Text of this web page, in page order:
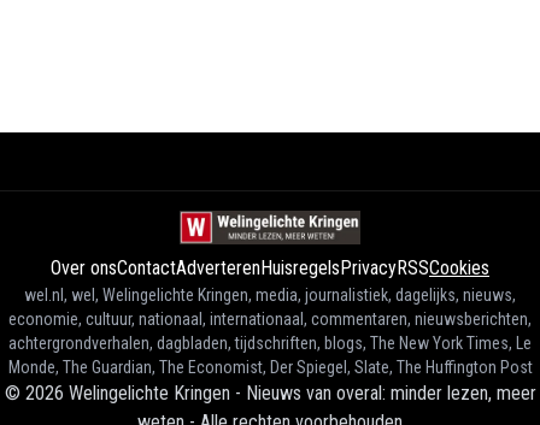
Over onsContactAdverterenHuisregelsPrivacyRSSCookies
wel.nl, wel, Welingelichte Kringen, media, journalistiek, dagelijks, nieuws,
economie, cultuur, nationaal, internationaal, commentaren, nieuwsberichten,
achtergrondverhalen, dagbladen, tijdschriften, blogs, The New York Times, Le
Monde, The Guardian, The Economist, Der Spiegel, Slate, The Huffington Post
© 2026 Welingelichte Kringen - Nieuws van overal: minder lezen, meer